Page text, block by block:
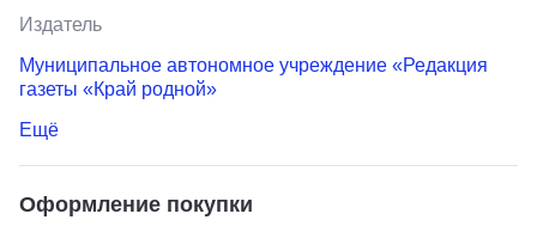
Издатель
Муниципальное автономное учреждение «Редакция
газеты «Край родной»
Ещё
Оформление покупки